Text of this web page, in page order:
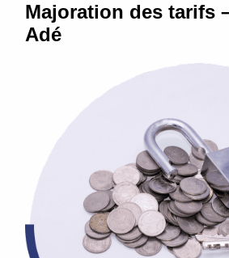
Majoration des tarifs
Adé